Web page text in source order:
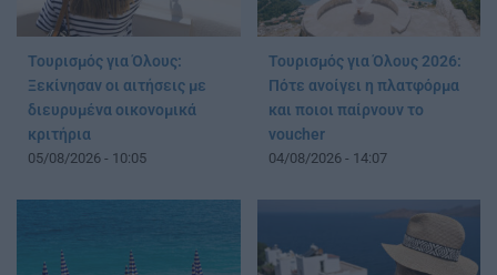
Τουρισμός για Όλους:
Ξεκίνησαν οι αιτήσεις με
διευρυμένα οικονομικά
κριτήρια
05/08/2026 - 10:05
Τουρισμός για Όλους 2026:
Πότε ανοίγει η πλατφόρμα
και ποιοι παίρνουν το
voucher
04/08/2026 - 14:07